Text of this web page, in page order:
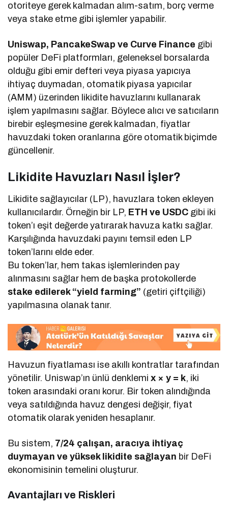
otoriteye gerek kalmadan alım-satım, borç verme
veya stake etme gibi işlemler yapabilir.
Uniswap, PancakeSwap ve Curve Finance gibi
popüler DeFi platformları, geleneksel borsalarda
olduğu gibi emir defteri veya piyasa yapıcıya
ihtiyaç duymadan, otomatik piyasa yapıcılar
(AMM) üzerinden likidite havuzlarını kullanarak
işlem yapılmasını sağlar. Böylece alıcı ve satıcıların
birebir eşleşmesine gerek kalmadan, fiyatlar
havuzdaki token oranlarına göre otomatik biçimde
güncellenir.
Likidite Havuzları Nasıl İşler?
Likidite sağlayıcılar (LP), havuzlara token ekleyen
kullanıcılardır. Örneğin bir LP, ETH ve USDC gibi iki
token’ı eşit değerde yatırarak havuza katkı sağlar.
Karşılığında havuzdaki payını temsil eden LP
token’larını elde eder.
Bu token’lar, hem takas işlemlerinden pay
alınmasını sağlar hem de başka protokollerde
stake edilerek “yield farming” (getiri çiftçiliği)
yapılmasına olanak tanır.
Havuzun fiyatlaması ise akıllı kontratlar tarafından
yönetilir. Uniswap’ın ünlü denklemix × y = k, iki
token arasındaki oranı korur. Bir token alındığında
veya satıldığında havuz dengesi değişir, fiyat
otomatik olarak yeniden hesaplanır.
Bu sistem, 7/24 çalışan, aracıya ihtiyaç
duymayan ve yüksek likidite sağlayan bir DeFi
ekonomisinin temelini oluşturur.
Avantajları ve Riskleri